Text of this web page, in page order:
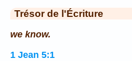
Trésor de l'Écriture
we know.
1 Jean 5:1